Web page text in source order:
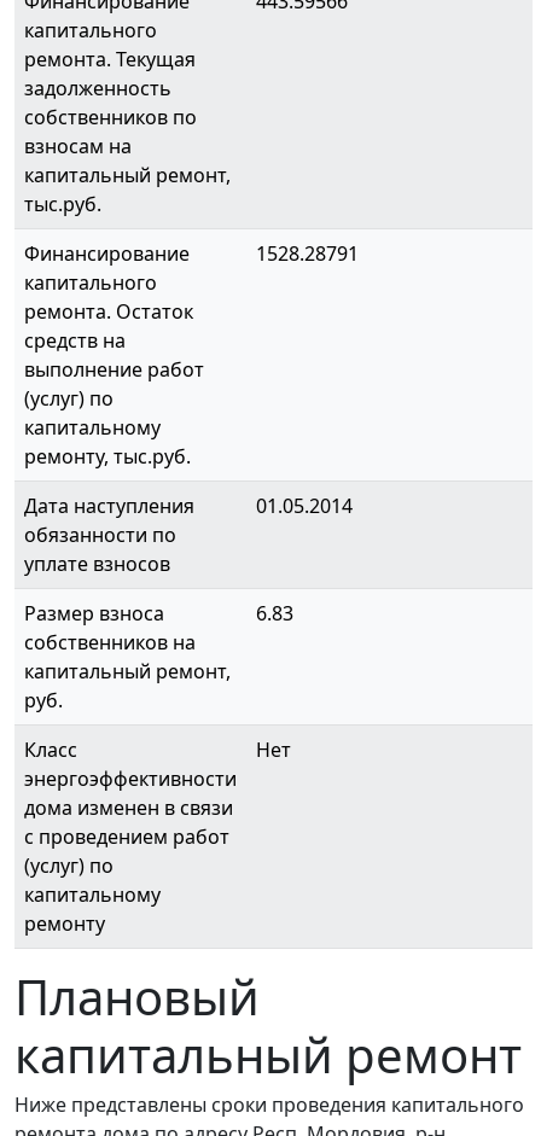
капитального
ремонта. Текущая
задолженность
собственников по
взносам на
капитальный ремонт,
тыс.руб.
Финансирование
капитального
ремонта. Остаток
средств на
выполнение работ
(услуг) по
капитальному
ремонту, тыс.руб.
1528.28791
Дата наступления
обязанности по
уплате взносов
01.05.2014
Размер взноса
собственников на
капитальный ремонт,
руб.
6.83
Класс
энергоэффективности
дома изменен в связи
с проведением работ
(услуг) по
капитальному
ремонту
Нет
Плановый
капитальный ремонт
Ниже представлены сроки проведения капитального